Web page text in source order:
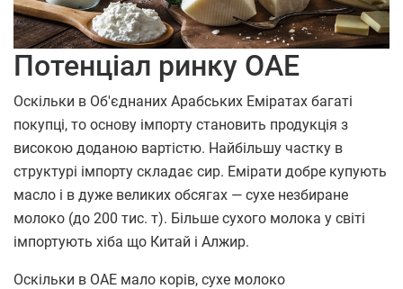
Потенціал ринку ОАЕ
Оскільки в Об'єднаних Арабських Еміратах багаті
покупці, то основу імпорту становить продукція з
високою доданою вартістю. Найбільшу частку в
структурі імпорту складає сир. Емірати добре купують
масло і в дуже великих обсягах — сухе незбиране
молоко (до 200 тис. т). Більше сухого молока у світі
імпортують хіба що Китай і Алжир.
Оскільки в ОАЕ мало корів, сухе молоко